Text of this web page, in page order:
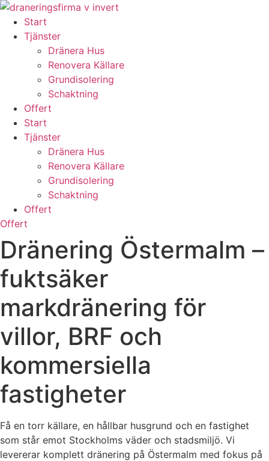
Skip
content
Start
Tjänster
Dränera Hus
Renovera Källare
Grundisolering
Schaktning
Offert
Start
Tjänster
Dränera Hus
Renovera Källare
Grundisolering
Schaktning
Offert
Offert
Dränering Östermalm –
fuktsäker
markdränering för
villor, BRF och
kommersiella
fastigheter
Få en torr källare, en hållbar husgrund och en fastighet
som står emot Stockholms väder och stadsmiljö. Vi
levererar komplett dränering på Östermalm med fokus på